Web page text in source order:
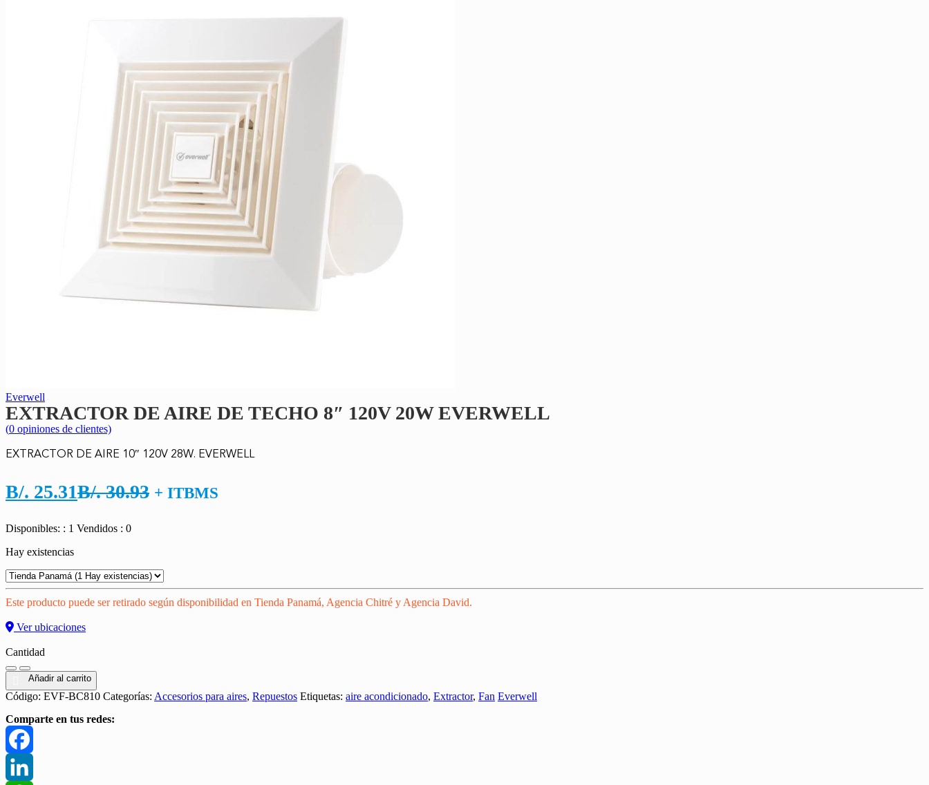
Everwell
EXTRACTOR DE AIRE DE TECHO 8″ 120V 20W EVERWELL
(0 opiniones de clientes)
EXTRACTOR DE AIRE 10″ 120V 28W. EVERWELL
B/. 25.31El
actual
B/. 25.31.
B/.30.93 El
B/. 30.93.
+ ITBMS
Disponibles: : 1 Vendidos : 0
Hay existencias
Este producto puede ser retirado según disponibilidad en Tienda Panamá, Agencia Chitré y Agencia David.
Ver ubicaciones
Cantidad
Añadir al carrito
Código: EVF-BC810 Categorías: Accesorios para aires, Repuestos Etiquetas: aire acondicionado, Extractor, Fan Everwell
Comparte en tus redes:
Facebook